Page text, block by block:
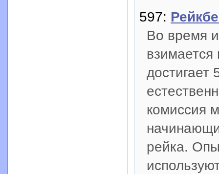
597:
Во время
достигает
комиссия
рейка.